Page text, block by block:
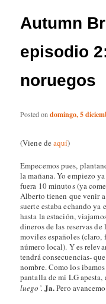
Autumn
episodio
noruegos
Posted ondomingo, 5
(Viene deaquí)
Empecemos pues,
la mañana. Yo empiezo
fuera 10 minutos (ya
Alberto tienen que venir
suerte estaba echando ya
hasta la estación,
dineros de las reservas
moviles españoles (claro,
número local). Y es
tendrá consecuencias-
nombre. Como los
pantalla de mi LG apesta,
luego’. Ja.Pero